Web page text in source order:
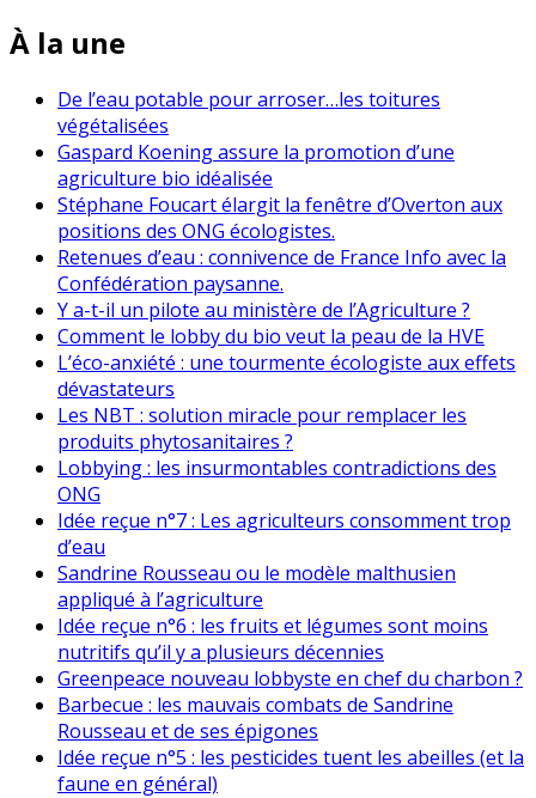
À la une
De l’eau potable pour arroser…les toitures
végétalisées
Gaspard Koening assure la promotion d’une
agriculture bio idéalisée
Stéphane Foucart élargit la fenêtre d’Overton aux
positions des ONG écologistes.
Retenues d’eau : connivence de France Info avec la
Confédération paysanne.
Y a-t-il un pilote au ministère de l’Agriculture ?
Comment le lobby du bio veut la peau de la HVE
L’éco-anxiété : une tourmente écologiste aux effets
dévastateurs
Les NBT : solution miracle pour remplacer les
produits phytosanitaires ?
Lobbying : les insurmontables contradictions des
ONG
Idée reçue n°7 : Les agriculteurs consomment trop
d’eau
Sandrine Rousseau ou le modèle malthusien
appliqué à l’agriculture
Idée reçue n°6 : les fruits et légumes sont moins
nutritifs qu’il y a plusieurs décennies
Greenpeace nouveau lobbyste en chef du charbon ?
Barbecue : les mauvais combats de Sandrine
Rousseau et de ses épigones
Idée reçue n°5 : les pesticides tuent les abeilles (et la
faune en général)